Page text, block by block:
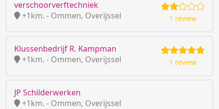
verschoorverftechniek
+1km. - Ommen, Overijssel
1 review
Klussenbedrijf R. Kampman
+1km. - Ommen, Overijssel
1 review
JP Schilderwerken
+1km. - Ommen, Overijssel